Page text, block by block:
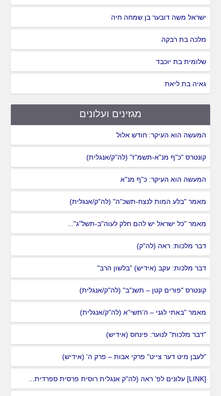
ישראל משה דובער בן שמחה חיה
מלכה בת רבקה
שלומית בת יוכבד
גאיה בת ליאת
מגזינים ועלונים
המעשה הוא העיקר: חודש אלול
קונטרס "כ"ף מנ"א-תשמ"ז" (לה"ק/אנגלית)
המעשה הוא העיקר: כ"ף מנ"א
מאמר "בלע המות לנצח-תשכ"ה" (לה"ק/אנגלית)
מאמר "כל ישראל יש להם חלק לעוה"ב-תשל"ג"...
דבר מלכות: ראה (לה"ק)
דבר מלכות: עקב (אידיש) "בלשון הרב"
קונטרס "פורים קטן – תשנ"ב" (לה"ק/אנגלית)
מאמר "באתי לגני – ה'תשי"א (לה"ק/אנגלית)
"דבר מלכות" לנוער: פינחס (אידיש)
"לעבן מיט דער צייט" פרקי אבות – פרק ה' (אידיש)
[LINK] עלונים לפ' ראה (לה"ק אנגלית רוסית פרסית ספרדית...